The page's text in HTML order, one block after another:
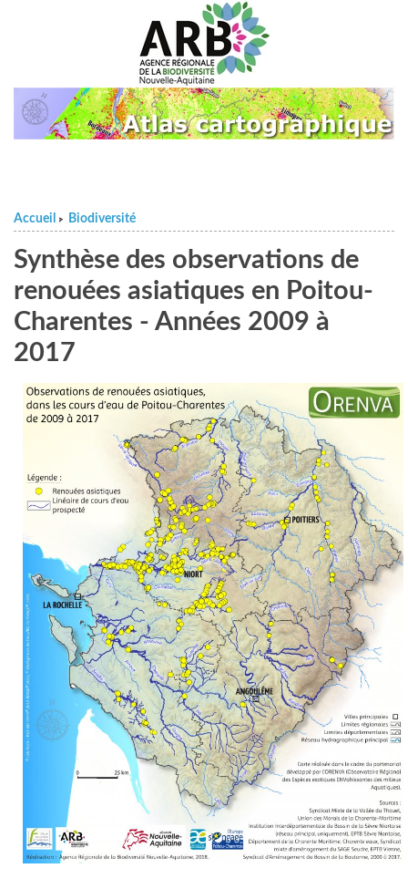
Accueil > Biodiversité
Synthèse des observations de
renouées asiatiques en Poitou-
Charentes - Années 2009 à
2017